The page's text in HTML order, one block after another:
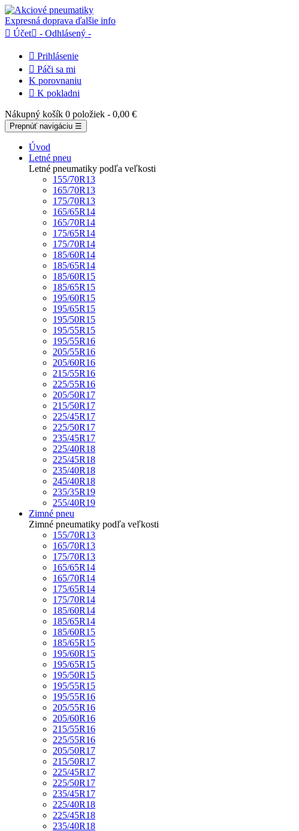
Expresná doprava ďalšie info
 Účet - Odhlásený -
 Prihlásenie
 Páči sa mi
K porovnaniu
 K pokladni
Nákupný košík 0 položiek - 0,00 €
Prepnúť navigáciu ☰
Úvod
Letné pneu
Letné pneumatiky podľa veľkosti
155/70R13
165/70R13
175/70R13
165/65R14
165/70R14
175/65R14
175/70R14
185/60R14
185/65R14
185/60R15
185/65R15
195/60R15
195/65R15
195/50R15
195/55R15
195/55R16
205/55R16
205/60R16
215/55R16
225/55R16
205/50R17
215/50R17
225/45R17
225/50R17
235/45R17
225/40R18
225/45R18
235/40R18
245/40R18
235/35R19
255/40R19
Zimné pneu
Zimné pneumatiky podľa veľkosti
155/70R13
165/70R13
175/70R13
165/65R14
165/70R14
175/65R14
175/70R14
185/60R14
185/65R14
185/60R15
185/65R15
195/60R15
195/65R15
195/50R15
195/55R15
195/55R16
205/55R16
205/60R16
215/55R16
225/55R16
205/50R17
215/50R17
225/45R17
225/50R17
235/45R17
225/40R18
225/45R18
235/40R18